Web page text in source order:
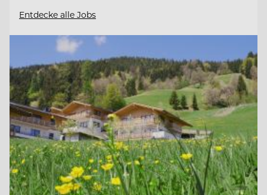
Entdecke alle Jobs